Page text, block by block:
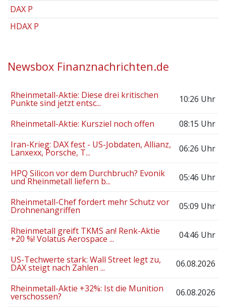
DAX P
HDAX P
Newsbox Finanznachrichten.de
Rheinmetall-Aktie: Diese drei kritischen
Punkte sind jetzt entsc... 10:26 Uhr
Rheinmetall-Aktie: Kursziel noch offen
08:15 Uhr
Iran-Krieg: DAX fest - US-Jobdaten, Allianz,
Lanxexx, Porsche, T... 06:26 Uhr
HPQ Silicon vor dem Durchbruch? Evonik
und Rheinmetall liefern b... 05:46 Uhr
Rheinmetall-Chef fordert mehr Schutz vor
Drohnenangriffen 05:09 Uhr
Rheinmetall greift TKMS an! Renk-Aktie
+20 %! Volatus Aerospace ... 04:46 Uhr
US-Techwerte stark: Wall Street legt zu,
DAX steigt nach Zahlen ... 06.08.2026
Rheinmetall-Aktie +32%: Ist die Munition
verschossen? 06.08.2026